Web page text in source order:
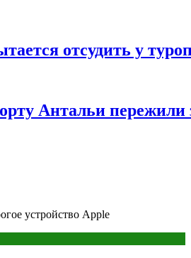
отсудить у
Антальи
устройство Apple